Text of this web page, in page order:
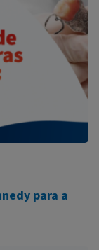
para a